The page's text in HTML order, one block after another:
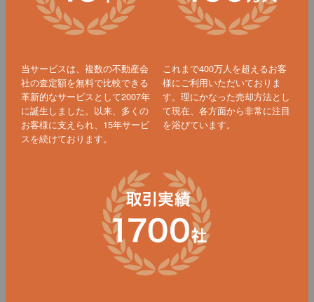
当サービスは、複数の不動産会
社の査定額を無料で比較できる
革新的なサービスとして2007年
に誕生しました。以来、多くの
お客様に支えられ、15年サービ
スを続けております。
これまで400万人を超えるお客
様にご利用いただいておりま
す。理にかなった売却方法とし
て現在、各方面から非常に注目
を浴びています。